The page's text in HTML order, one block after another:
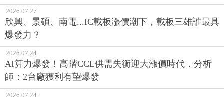
2026.07.27
欣興、景碩、南電...IC載板漲價潮下，載板三雄誰最具
爆發力？
2026.07.24
AI算力爆發！高階CCL供需失衡迎大漲價時代，分析
師：2台廠獲利有望爆發
2026.07.24